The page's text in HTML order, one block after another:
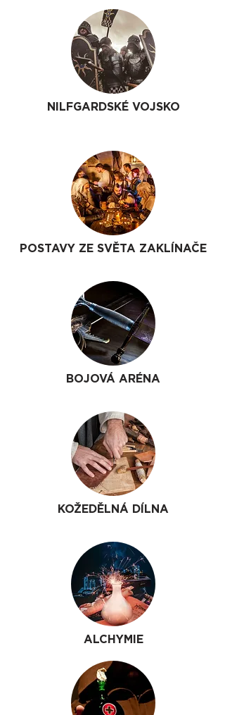
NILFGARDSKÉ VOJSKO
POSTAVY ZE SVĚTA ZAKLÍNAČE
BOJOVÁ ARÉNA
KOŽEDĚLNÁ DÍLNA
ALCHYMIE